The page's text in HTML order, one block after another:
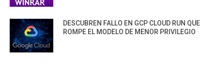
DESCUBREN FALLO EN GCP CLOUD RUN QUE
ROMPE EL MODELO DE MENOR PRIVILEGIO